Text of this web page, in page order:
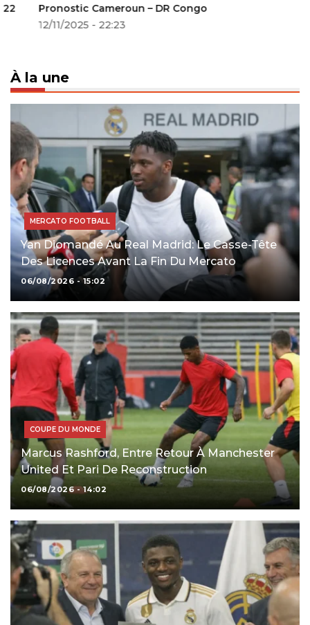
Pronostic Cameroun – DR Congo
12/11/2025 - 22:23
À la une
MERCATO FOOTBALL
Yan Diomandé Au Real Madrid: Le Casse-Tête
Des Licences Avant La Fin Du Mercato
06/08/2026 - 15:02
COUPE DU MONDE
Marcus Rashford, Entre Retour À Manchester
United Et Pari De Reconstruction
06/08/2026 - 14:02